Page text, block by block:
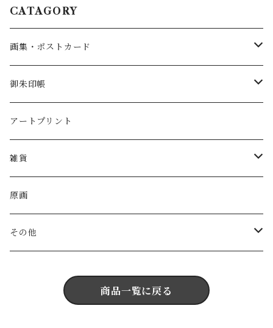
CATAGORY
画集・ポストカード
画集
ポストカード
ポストカード(単体)
御朱印帳
御朱印帳(見開きサイズ)
御朱印帳(大判サイズ)
アートプリント
雑貨
スマホケース
ハンカチ
原画
その他
商品一覧に戻る